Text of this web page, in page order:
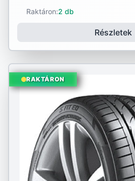
Raktáron:2 db
Részletek
RAKTÁRON